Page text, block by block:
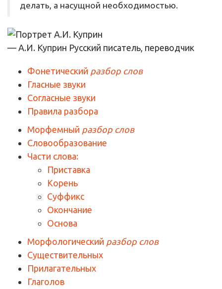
делать, а насущной необходимостью.
— А.И. Куприн Русский писатель, переводчик
Фонетический разбор слов
Гласные звуки
Согласные звуки
Правила разбора
Морфемный разбор слов
Словообразование
Части слова:
Приставка
Корень
Суффикс
Окончание
Основа
Морфологический разбор слов
Существительных
Прилагательных
Глаголов